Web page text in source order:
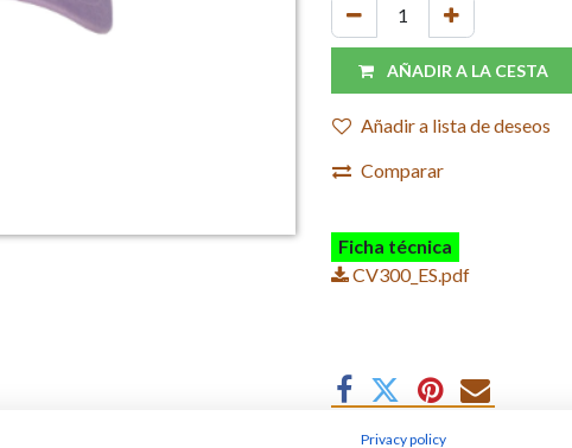
AÑADIR A LA CESTA
Añadir a lista de deseos
Comparar
Ficha técnica
CV300_ES.pdf
Privacy policy